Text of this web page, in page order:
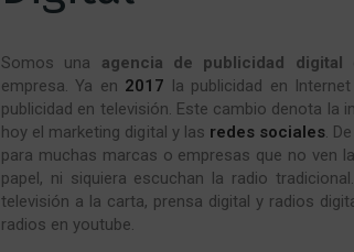
Somos una agencia de publicidad digital
empresa. Ya en 2017 la publicidad en
publicidad en televisión. Este cambio denota la
hoy el marketing digital y las redes sociales.
para muchas marcas o empresas que no ven
papel, ni siquiera escuchan la radio
televisión a la carta, prensa digital y radios
radios en youtube.